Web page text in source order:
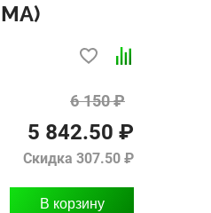
6 150 ₽
5 842.50 ₽
Скидка 307.50 ₽
В корзину